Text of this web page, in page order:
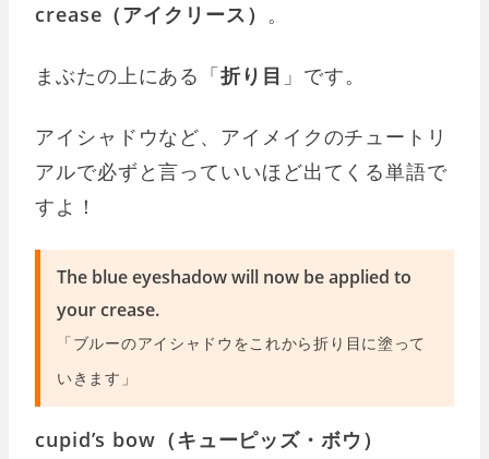
crease（アイクリース） 。
まぶたの上にある「折り目 」です。
アイシャドウなど、アイメイクのチュートリ
アルで必ずと言っていいほど出てくる単語で
すよ！
The blue eyeshadow will now be applied to
your crease.
「ブルーのアイシャドウをこれから折り目に塗って
いきます」
cupid’s bow（キューピッズ・ボウ）